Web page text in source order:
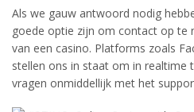
Als we gauw antwoord nodig
goede optie zijn om contact op te
van een casino. Platforms zoals
stellen ons in staat om in realtime
vragen onmiddellijk met het